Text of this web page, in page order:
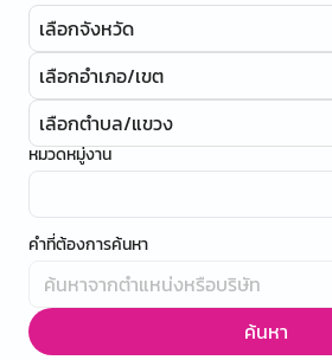
เลือกจังหวัด
เลือกอำเภอ/เขต
เลือกตำบล/แขวง
หมวดหมู่งาน
คำที่ต้องการค้นหา
ค้นหา